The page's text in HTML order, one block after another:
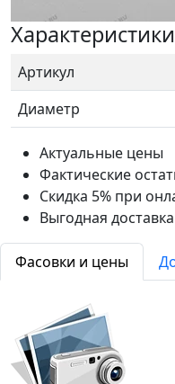
Характеристики
Артикул
Диаметр
Актуальные цены
Фактические
Скидка 5% при
Выгодная
Фасовки и цены